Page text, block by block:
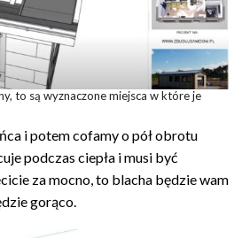
to są wyznaczone miejsca w które je
i potem cofamy o pół obrotu
podczas ciepła i musi być
za mocno, to blacha będzie wam
gorąco.